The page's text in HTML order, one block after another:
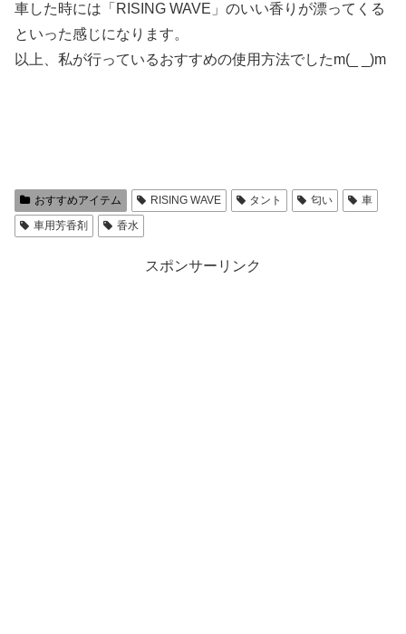
車した時には「RISING WAVE」のいい香りが漂ってくる
といった感じになります。
以上、私が行っているおすすめの使用方法でしたm(_ _)m
おすすめアイテム RISING WAVE タント 匂い
車
車用芳香剤
香水
スポンサーリンク